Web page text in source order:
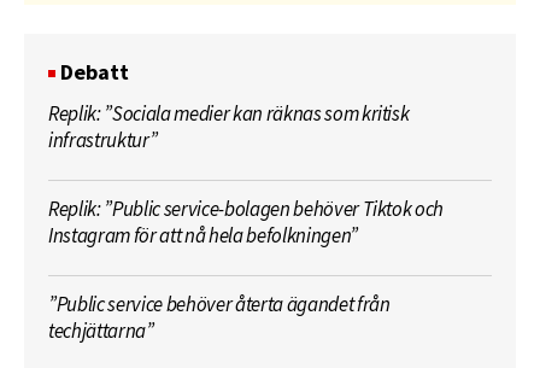
Debatt
Replik: ”Sociala medier kan räknas som kritisk
infrastruktur”
Replik: ”Public service-bolagen behöver Tiktok och
Instagram för att nå hela befolkningen”
”Public service behöver återta ägandet från
techjättarna”